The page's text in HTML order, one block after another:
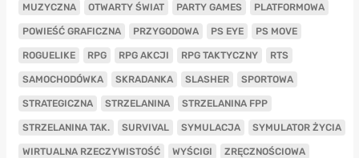
MUZYCZNA OTWARTY ŚWIAT PARTY GAMES PLATFORMOWA
POWIEŚĆ GRAFICZNA PRZYGODOWA PS EYE PS MOVE
ROGUELIKE RPG RPG AKCJI RPG TAKTYCZNY RTS
SAMOCHODÓWKA SKRADANKA SLASHER SPORTOWA
STRATEGICZNA STRZELANINA STRZELANINA FPP
STRZELANINA TAK. SURVIVAL SYMULACJA SYMULATOR ŻYCIA
WIRTUALNA RZECZYWISTOŚĆ WYŚCIGI ZRĘCZNOŚCIOWA